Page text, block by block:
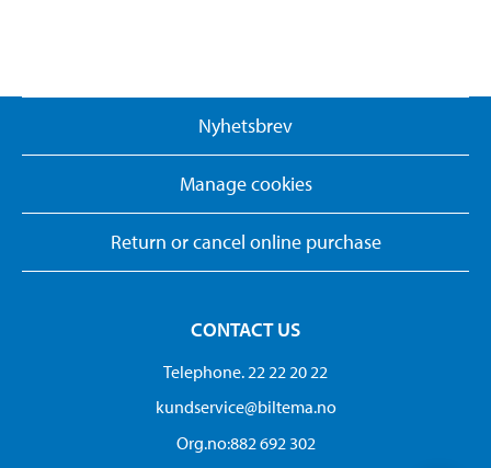
Nyhetsbrev
Manage cookies
Return or cancel online purchase
CONTACT US
Telephone. 22 22 20 22
kundservice@biltema.no
Org.no:882 692 302